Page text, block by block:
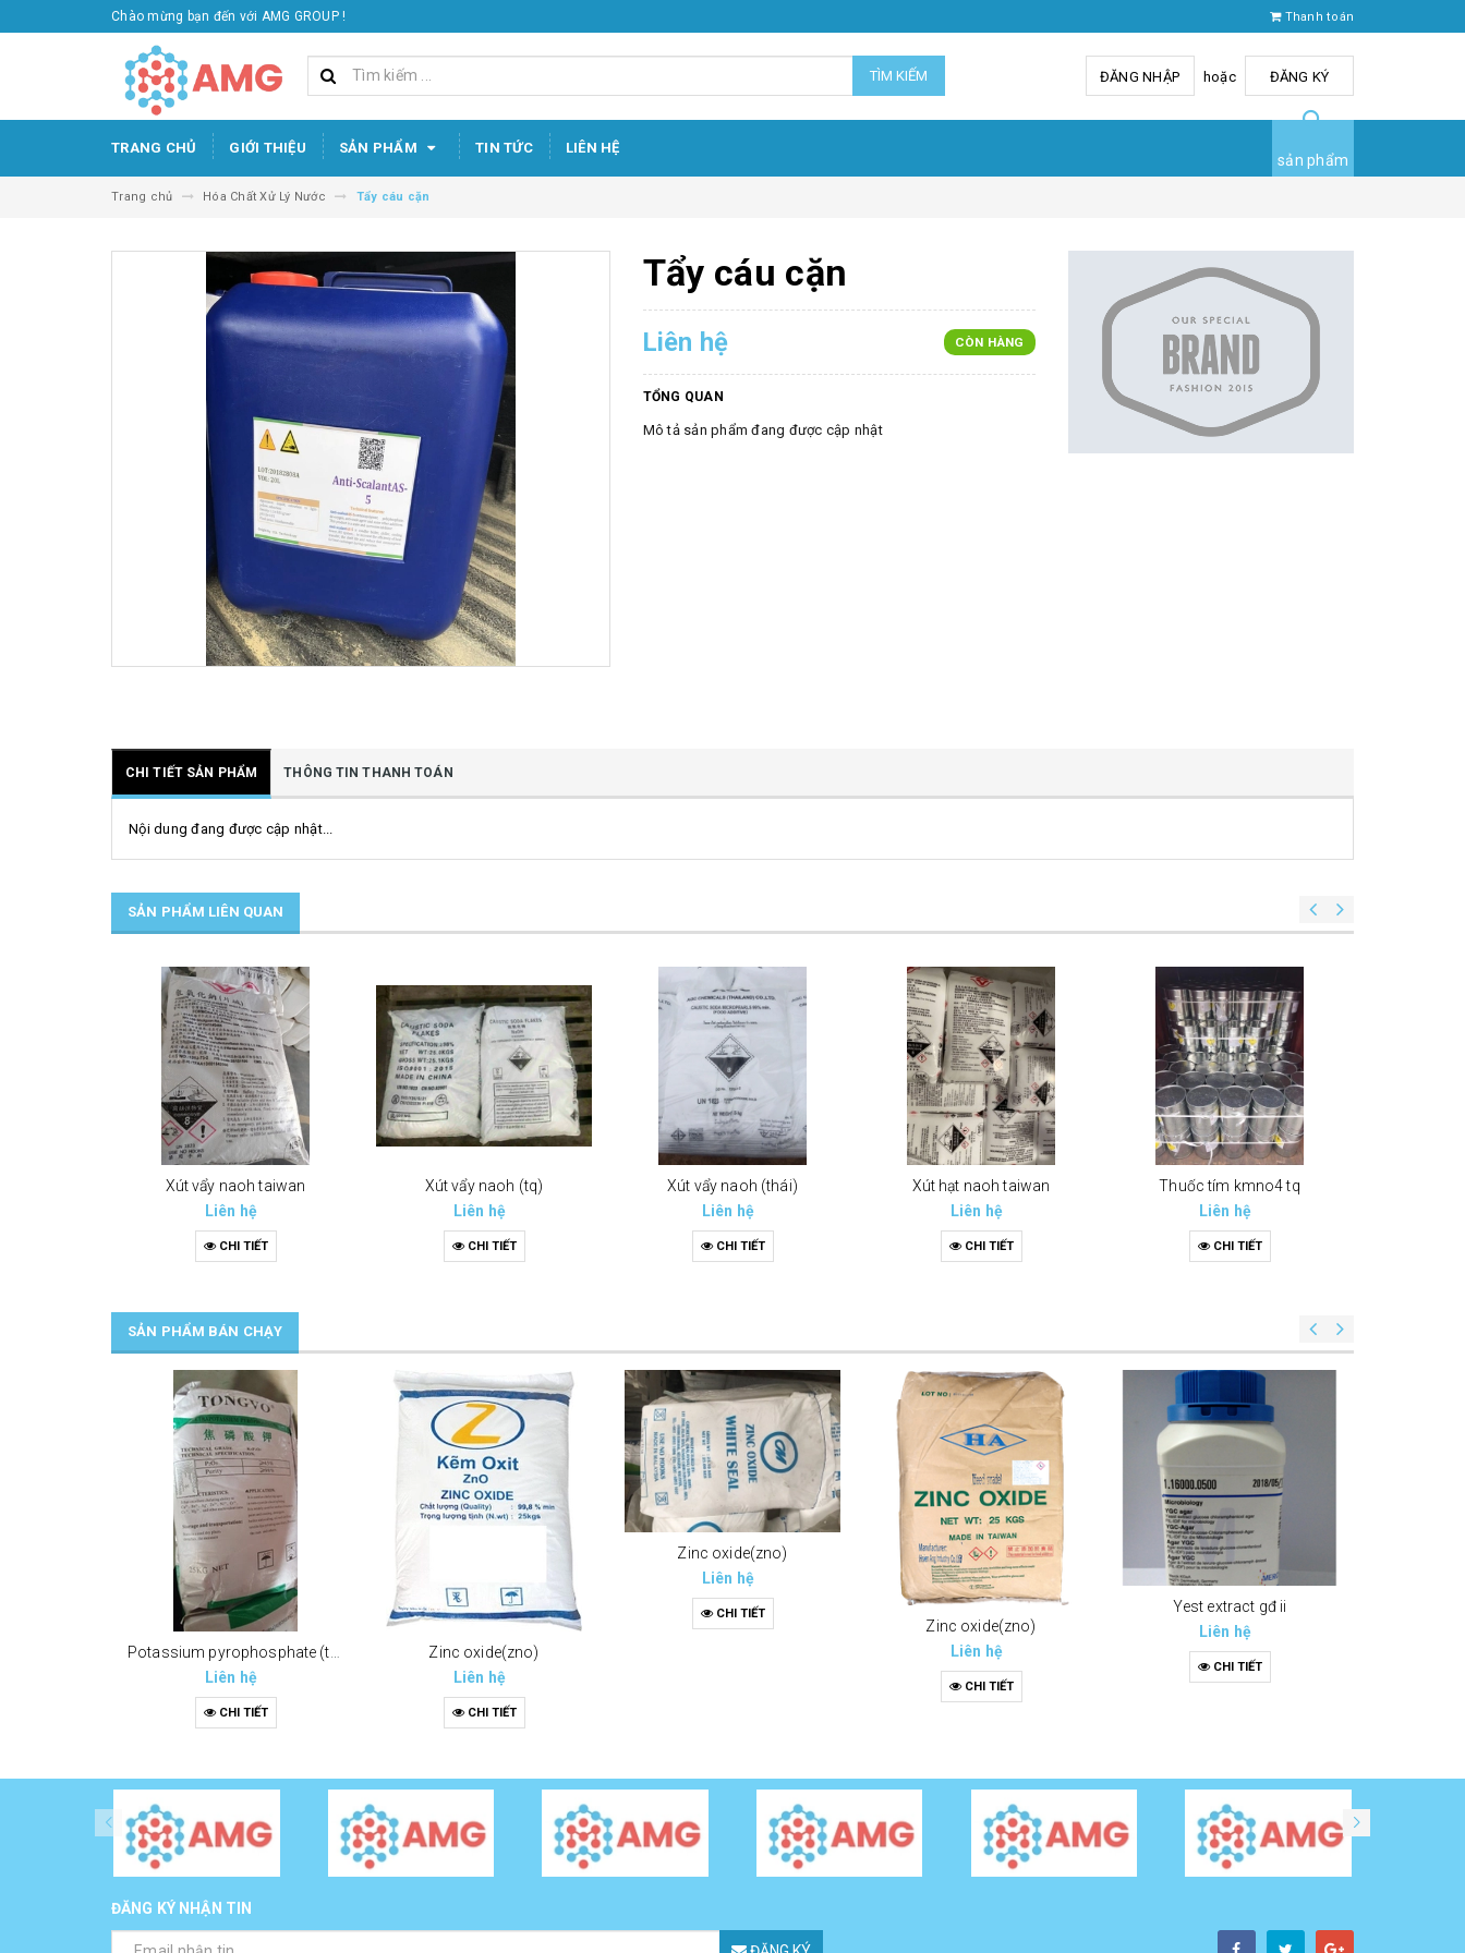
Chào mừng bạn đến với AMG GROUP ! Thanh toán
TÌM KIẾM ĐĂNG NHẬP hoặc ĐĂNG KÝ
TRANG CHỦ GIỚI THIỆU SẢN PHẨM TIN TỨC LIÊN HỆ
sản phẩm
Trang chủ Hóa Chất Xử Lý Nước Tẩy cáu cặn
Tẩy cáu cặn
Liên hệ CÒN HÀNG
TỔNG QUAN
Mô tả sản phẩm đang được cập nhật
CHI TIẾT SẢN PHẨM THÔNG TIN THANH TOÁN
Nội dung đang được cập nhật...
SẢN PHẨM LIÊN QUAN
Xút vẩy naoh taiwan
Liên hệ
CHI TIẾT
Xút vẩy naoh (tq)
Liên hệ
CHI TIẾT
Xút vẩy naoh (thái)
Liên hệ
CHI TIẾT
Xút hạt naoh taiwan
Liên hệ
CHI TIẾT
Thuốc tím kmno4 tq
Liên hệ
CHI TIẾT
SẢN PHẨM BÁN CHẠY
Liên hệ
CHI TIẾT
Zinc oxide(zno)
Liên hệ
CHI TIẾT
Zinc oxide(zno)
Liên hệ
CHI TIẾT
Zinc oxide(zno)
Liên hệ
CHI TIẾT
Yest extract gđ ii
Liên hệ
CHI TIẾT
ĐĂNG KÝ NHẬN TIN